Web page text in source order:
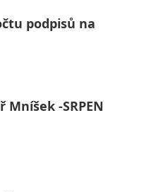
podpisů na
-SRPEN